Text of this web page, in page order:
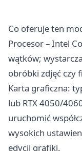
Co oferuje ten
Procesor – Intel
wątków;
obróbki zdjęć czy
Karta graficzna:
lub RTX 4050/
uruchomić
wysokich
edycji grafiki.